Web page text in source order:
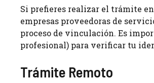
Si prefieres realizar el trámite
empresas proveedoras de
proceso de vinculación. Es
profesional) para verificar tu
Trámite Remoto